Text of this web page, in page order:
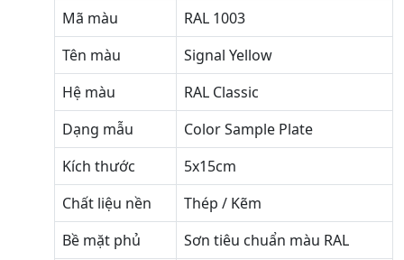
Mã màu
RAL 1003
Tên màu
Signal Yellow
Hệ màu
RAL Classic
Dạng mẫu
Color Sample Plate
Kích thước
5x15cm
Chất liệu nền
Thép / Kẽm
Bề mặt phủ
Sơn tiêu chuẩn màu RAL